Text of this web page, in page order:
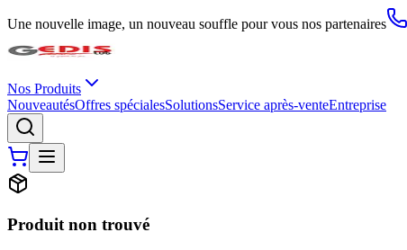
Une nouvelle image, un nouveau souffle pour vous nos partenaires
Nos Produits
NouveautésOffres spécialesSolutionsService après-venteEntreprise
Produit non trouvé